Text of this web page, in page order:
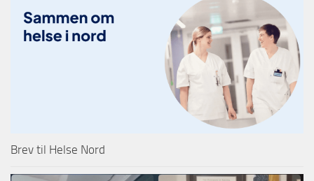
Brev til Helse Nord